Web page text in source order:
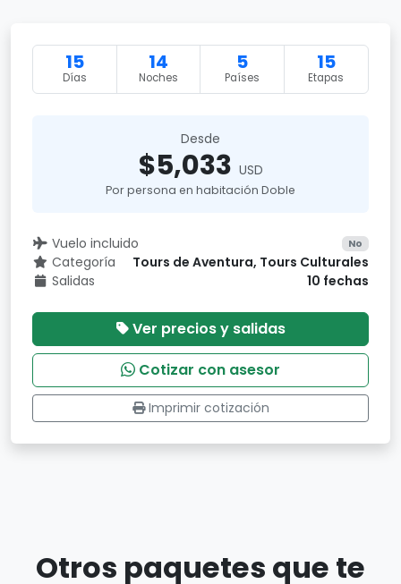
15
Días
14
Noches
5
Países
15
Etapas
Desde
$5,033 USD
Por persona en habitación Doble
Vuelo incluido No
Categoría
Tours de Aventura, Tours Culturales
Salidas
10 fechas
Ver precios y salidas
Cotizar con asesor
Imprimir cotización
Otros paquetes que te